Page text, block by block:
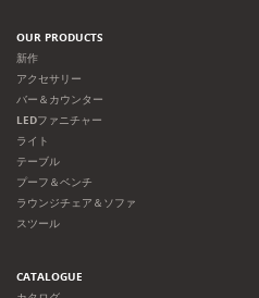
OUR PRODUCTS
新作
アクセサリー
バー＆カウンター
LEDファニチャー
ライト
テーブル
プーフ＆ベンチ
ラウンジチェア＆ソファ
スツール
CATALOGUE